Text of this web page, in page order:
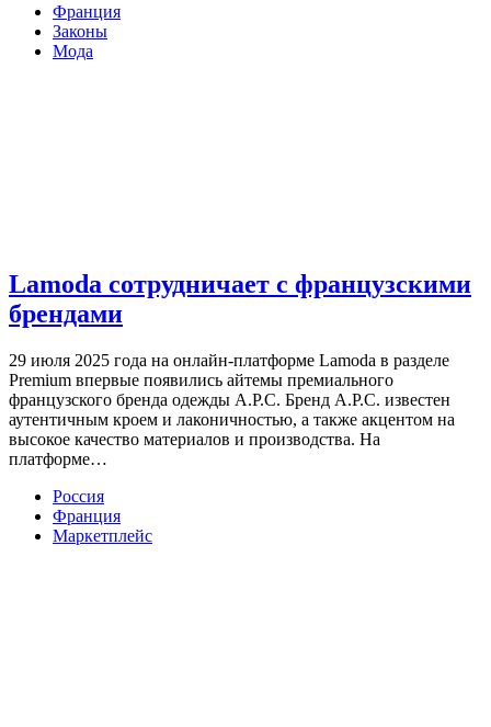
Франция
Законы
Мода
Lamoda сотрудничает с французскими
брендами
29 июля 2025 года на онлайн-платформе Lamoda в разделе
Premium впервые появились айтемы премиального
французского бренда одежды A.P.C. Бренд A.P.С. известен
аутентичным кроем и лаконичностью, а также акцентом на
высокое качество материалов и производства. На
платформе…
Россия
Франция
Маркетплейс